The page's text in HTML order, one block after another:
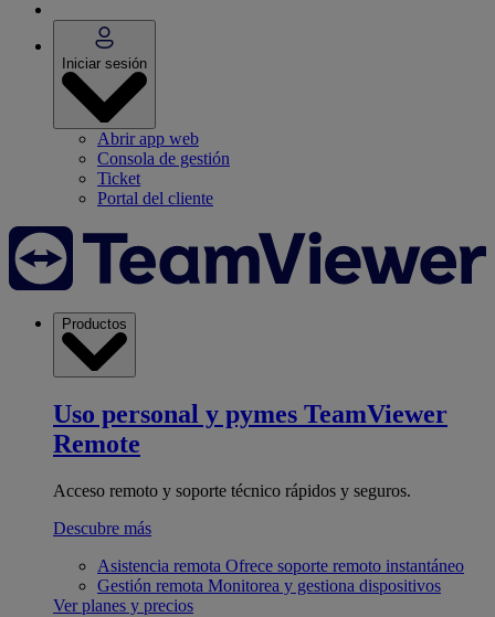
Iniciar sesión
Abrir app web
Consola de gestión
Ticket
Portal del cliente
Productos
Uso personal y pymes TeamViewer
Remote
Acceso remoto y soporte técnico rápidos y seguros.
Descubre más
Asistencia remota Ofrece soporte remoto instantáneo
Gestión remota Monitorea y gestiona dispositivos
Ver planes y precios